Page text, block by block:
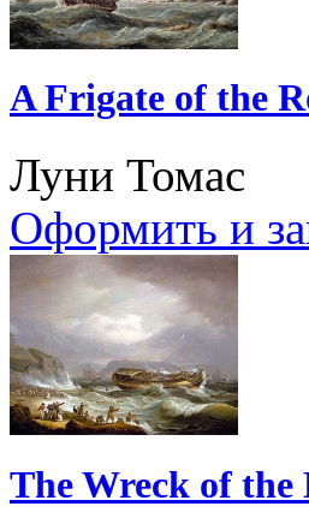
A Frigate of the
Луни Томас
Оформить и
The Wreck of